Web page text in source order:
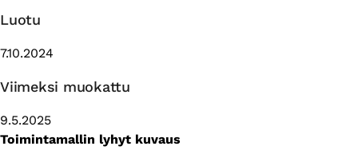
Luotu
7.10.2024
Viimeksi muokattu
9.5.2025
Toimintamallin lyhyt kuvaus